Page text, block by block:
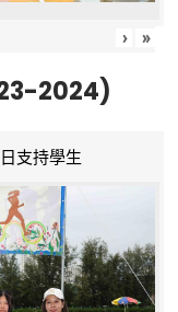
› »
2024)
支持學生